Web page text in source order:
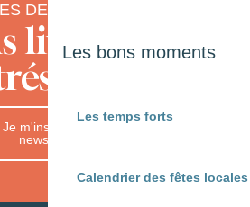
Les bons moments
Les temps forts
Calendrier des fêtes
DE CHALOSSE
livre ses
Je m'inscris à la
newsletter